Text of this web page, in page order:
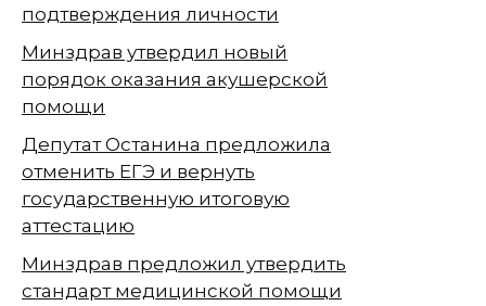
подтверждения личности
Минздрав утвердил новый
порядок оказания акушерской
помощи
Депутат Останина предложила
отменить ЕГЭ и вернуть
государственную итоговую
аттестацию
Минздрав предложил утвердить
стандарт медицинской помощи